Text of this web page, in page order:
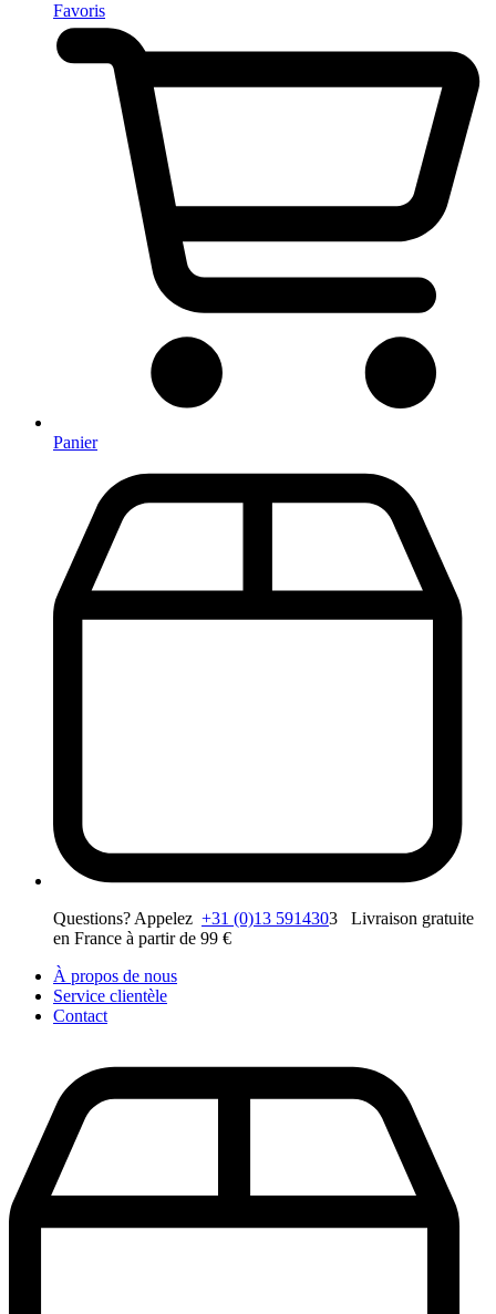
Favoris
Panier
Questions? Appelez +31 (0)13 5914303 Livraison gratuite
en France à partir de 99 €
À propos de nous
Service clientèle
Contact